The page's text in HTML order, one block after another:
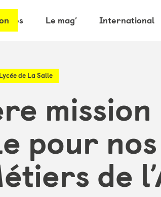
Le mag’ International
Lycée de La Salle
mission
pour
de